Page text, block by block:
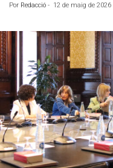
Por Redacció - 12 de maig de 2026